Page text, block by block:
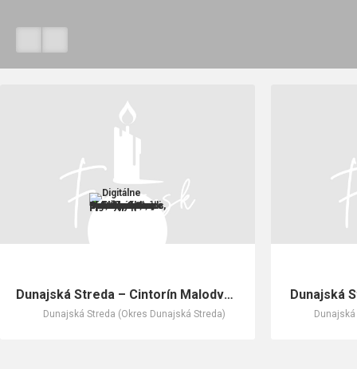
Dunajská Streda – Cintorín Malodvornícka cesta
Dunajská Streda (Okres Dunajská Streda)
Dunajská